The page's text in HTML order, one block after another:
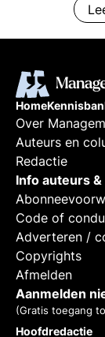
Home
Over
Auteurs en
Redactie
Info auteurs
Code of
Adverteren /
Copyrights
Afmelden
Aanmelden
(Gratis toegang
Hoofdredactie